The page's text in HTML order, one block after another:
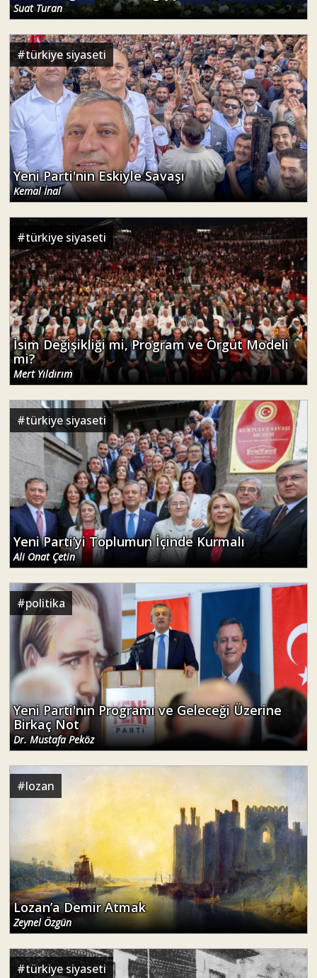
Suat Turan
#türkiye siyaseti
Yeni Parti'nin Eskiyle Savaşı
Kemal İnal
#türkiye siyaseti
İsim Değişikliği mi, Program ve Örgüt Modeli
mi?
Mert Yıldırım
#türkiye siyaseti
Yeni Parti’yi Toplumun İçinde Kurmalı
Ali Onat Çetin
#politika
Yeni Parti'nin Programı ve Geleceği Üzerine
Birkaç Not
Dr. Mustafa Peköz
#lozan
Lozan’a Demir Atmak
Zeynel Özgün
#türkiye siyaseti